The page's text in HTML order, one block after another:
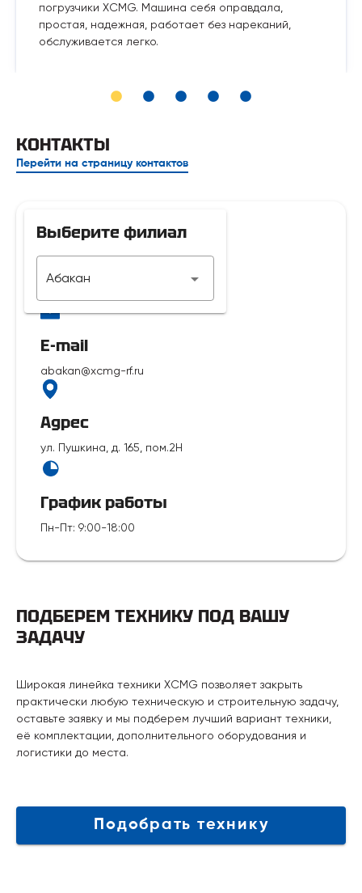
погрузчики XCMG. Машина себя оправдала,
простая, надежная, работает без нареканий,
обслуживается легко.
КОНТАКТЫ
Перейти на страницу контактов
Выберите филиал
Абакан
Телефон
E-mail
abakan@xcmg-rf.ru
Адрес
ул. Пушкина, д. 165, пом.2Н
График работы
Пн-Пт: 9:00-18:00
ПОДБЕРЕМ ТЕХНИКУ ПОД ВАШУ
ЗАДАЧУ
Широкая линейка техники XCMG позволяет закрыть
практически любую техническую и строительную задачу,
оставьте заявку и мы подберем лучший вариант техники,
её комплектации, дополнительного оборудования и
логистики до места.
Подобрать технику